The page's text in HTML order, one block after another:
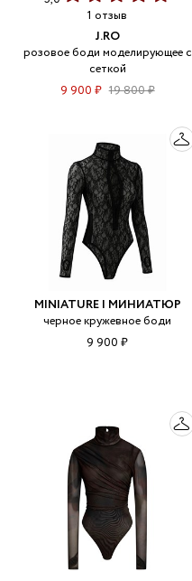
1 отзыв
J.RO
розовое боди моделирующее с
сеткой
9 900 ₽ 19 800 ₽
MINIATURE | МИНИАТЮР
черное кружевное боди
9 900 ₽